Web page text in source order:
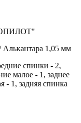
1,05 мм
спинки - 2,
малое - 1, заднее
- 1, задняя спинка